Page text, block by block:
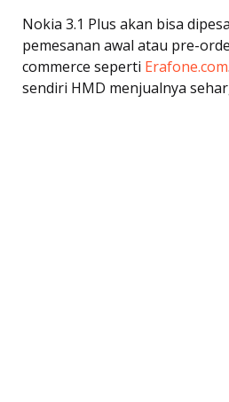
Nokia 3.1 Plus akan bisa
pemesanan awal atau pre-
commerce seperti Erafone.com
sendiri HMD menjualnya